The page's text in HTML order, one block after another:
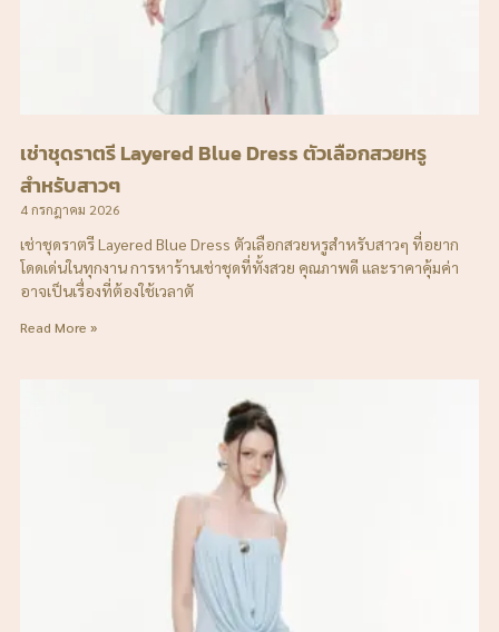
เช่าชุดราตรี Layered Blue Dress ตัวเลือกสวยหรู
สำหรับสาวๆ
4 กรกฎาคม 2026
เช่าชุดราตรี Layered Blue Dress ตัวเลือกสวยหรูสำหรับสาวๆ ที่อยาก
โดดเด่นในทุกงาน การหาร้านเช่าชุดที่ทั้งสวย คุณภาพดี และราคาคุ้มค่า
อาจเป็นเรื่องที่ต้องใช้เวลาตั
Read More »